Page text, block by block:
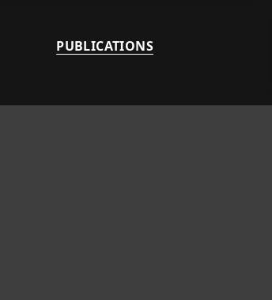
PUBLICATIONS